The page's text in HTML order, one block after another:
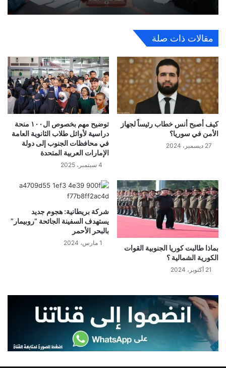
مقالات ذات صلة
كيف أصبح أنس خطاب رئيساً لجهاز
الأمن في سوريا؟
27 ديسمبر، 2024
توضيح مهم بخصوص ال١٠٠ منحة
دراسية لأوائل طلاب الثانوية العامة
في محافظات الجنوب إلى دولة
الإمارات العربية المتحدة
4 سبتمبر، 2025
بماذا طالبت كوريا الجنوبية القوات
الكورية الشمالية ؟
21 أكتوبر، 2024
شركة بريطانية: هجوم جديد
يستهدف السفينة الجائحة ”روبيمار”
بالبحر الأحمر
1 مارس، 2024